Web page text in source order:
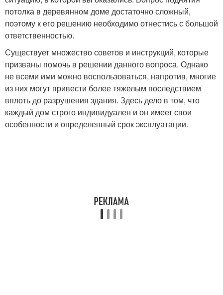
потолка в деревянном доме достаточно сложный,
поэтому к его решению необходимо отнестись с большой
ответственностью.
Существует множество советов и инструкций, которые
призваны помочь в решении данного вопроса. Однако
не всеми ими можно воспользоваться, напротив, многие
из них могут привести более тяжелым последствием
вплоть до разрушения здания. Здесь дело в том, что
каждый дом строго индивидуален и он имеет свои
особенности и определенный срок эксплуатации.